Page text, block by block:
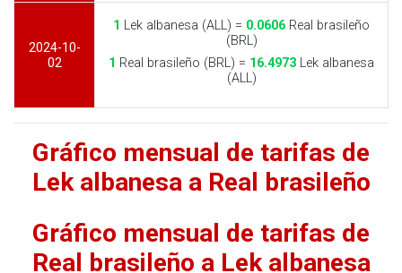
2024-10-
02
1 Lek albanesa (ALL) = 0.0606 Real brasileño
(BRL)
1 Real brasileño (BRL) = 16.4973 Lek albanesa
(ALL)
Gráfico mensual de tarifas de
Lek albanesa a Real brasileño
Gráfico mensual de tarifas de
Real brasileño a Lek albanesa